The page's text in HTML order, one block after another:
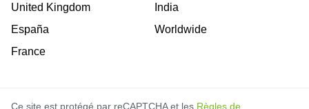
United Kingdom
España
France
India
Worldwide
Ce site est protégé par reCAPTCHA et les Règles de